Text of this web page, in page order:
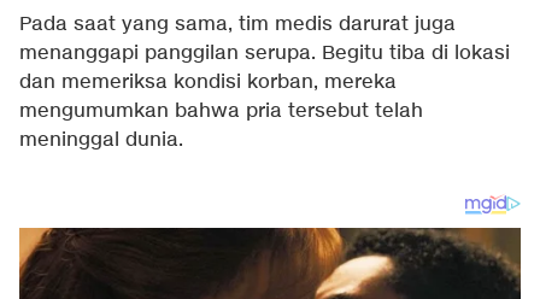
Pada saat yang sama, tim medis darurat juga
menanggapi panggilan serupa. Begitu tiba di lokasi
dan memeriksa kondisi korban, mereka
mengumumkan bahwa pria tersebut telah
meninggal dunia.